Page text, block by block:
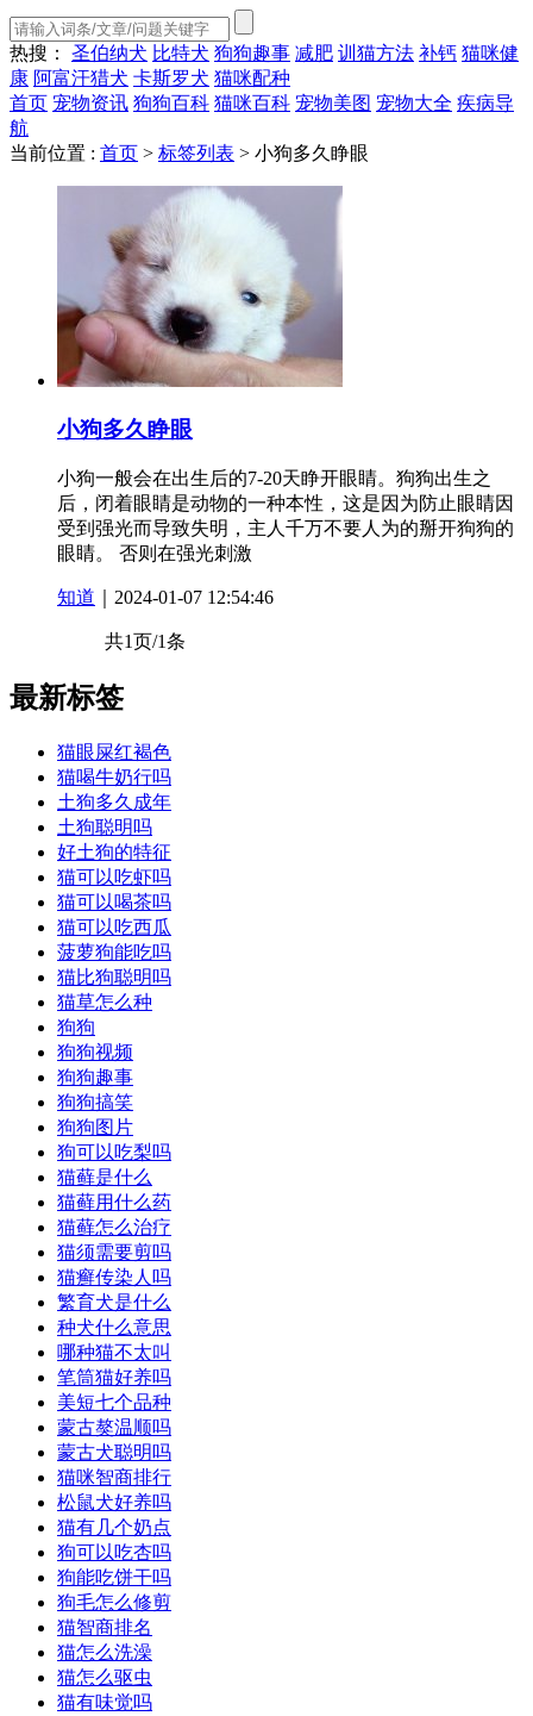
热搜： 圣伯纳犬 比特犬 狗狗趣事 减肥 训猫方法 补钙 猫咪健
康 阿富汗猎犬 卡斯罗犬 猫咪配种
首页 宠物资讯 狗狗百科 猫咪百科 宠物美图 宠物大全 疾病导
航
当前位置 : 首页 > 标签列表 > 小狗多久睁眼
小狗多久睁眼
小狗一般会在出生后的7-20天睁开眼睛。狗狗出生之
后，闭着眼睛是动物的一种本性，这是因为防止眼睛因
受到强光而导致失明，主人千万不要人为的掰开狗狗的
眼睛。 否则在强光刺激
知道 ｜2024-01-07 12:54:46
共1页/1条
最新标签
猫眼屎红褐色
猫喝牛奶行吗
土狗多久成年
土狗聪明吗
好土狗的特征
猫可以吃虾吗
猫可以喝茶吗
猫可以吃西瓜
菠萝狗能吃吗
猫比狗聪明吗
猫草怎么种
狗狗
狗狗视频
狗狗趣事
狗狗搞笑
狗狗图片
狗可以吃梨吗
猫藓是什么
猫藓用什么药
猫藓怎么治疗
猫须需要剪吗
猫癣传染人吗
繁育犬是什么
种犬什么意思
哪种猫不太叫
笔筒猫好养吗
美短七个品种
蒙古獒温顺吗
蒙古犬聪明吗
猫咪智商排行
松鼠犬好养吗
猫有几个奶点
狗可以吃杏吗
狗能吃饼干吗
狗毛怎么修剪
猫智商排名
猫怎么洗澡
猫怎么驱虫
猫有味觉吗